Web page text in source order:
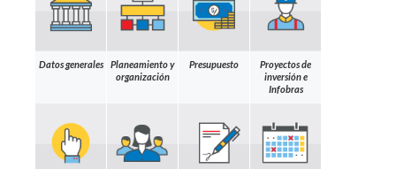
Datos generales
Planeamiento y
organización
Presupuesto
Proyectos de
inversión e
Infobras